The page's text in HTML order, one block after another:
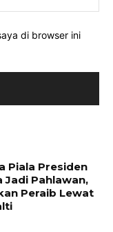
di browser ini
Piala Presiden
Jadi Pahlawan,
Peraib Lewat